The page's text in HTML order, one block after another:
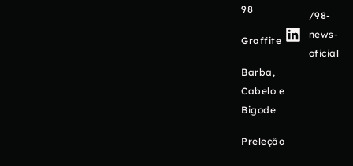
98
Graffite
Barba,
Cabelo e
Bigode
Preleção
/98-
news-
oficial